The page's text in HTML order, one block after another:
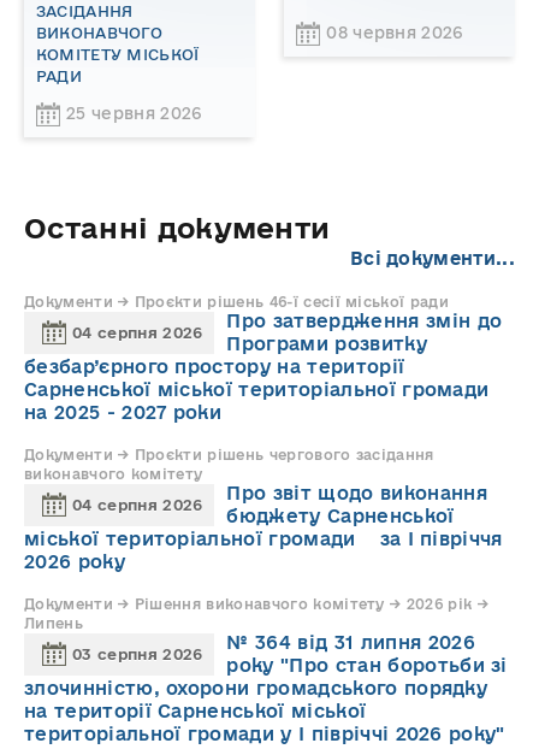
ЗАСІДАННЯ
ВИКОНАВЧОГО
КОМІТЕТУ МІСЬКОЇ
РАДИ
25 червня 2026
08 червня 2026
Останні документи
Всі документи...
Документи → Проєкти рішень 46-ї сесії міської ради
04 серпня 2026
Про затвердження змін до
Програми розвитку
безбар’єрного простору на території
Сарненської міської територіальної громади
на 2025 - 2027 роки
Документи → Проєкти рішень чергового засідання
виконавчого комітету
04 серпня 2026
Про звіт щодо виконання
бюджету Сарненської
міської територіальної громади за І півріччя
2026 року
Документи → Рішення виконавчого комітету → 2026 рік →
Липень
03 серпня 2026
№ 364 від 31 липня 2026
року "Про стан боротьби зі
злочинністю, охорони громадського порядку
на території Сарненської міської
територіальної громади у І півріччі 2026 року"